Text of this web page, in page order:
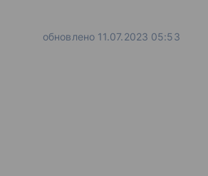
обновлено 11.07.2023 05:53